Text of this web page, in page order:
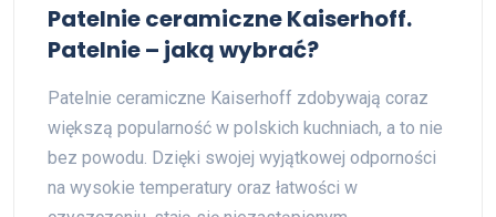
Patelnie ceramiczne Kaiserhoff.
Patelnie – jaką wybrać?
Patelnie ceramiczne Kaiserhoff zdobywają coraz
większą popularność w polskich kuchniach, a to nie
bez powodu. Dzięki swojej wyjątkowej odporności
na wysokie temperatury oraz łatwości w